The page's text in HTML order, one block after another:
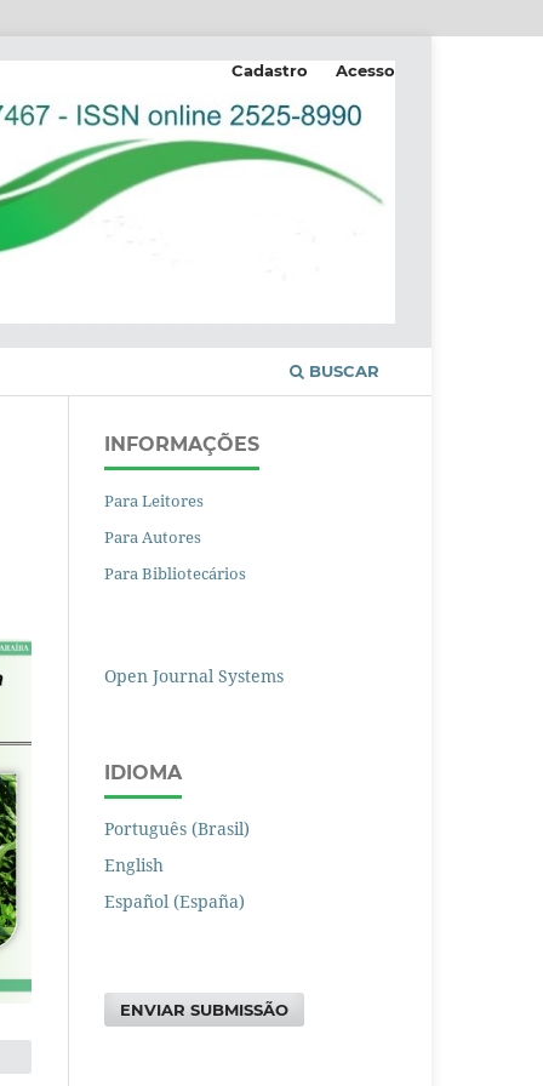
BUSCAR
Cadastro Acesso
INFORMAÇÕES
Para Leitores
Para Autores
Para Bibliotecários
Open Journal Systems
IDIOMA
Português (Brasil)
English
Español (España)
ENVIAR SUBMISSÃO